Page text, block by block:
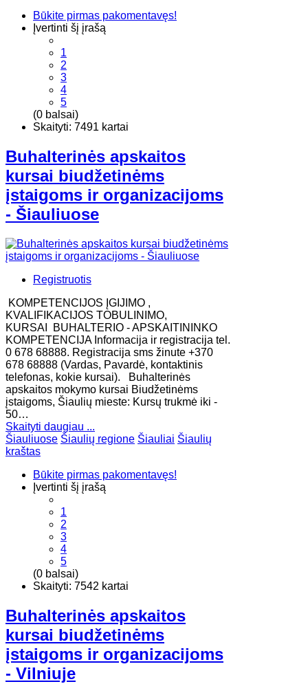
Būkite pirmas pakomentavęs!
Įvertinti šį įrašą
1
2
3
4
5
(0 balsai)
Skaityti: 7491 kartai
Buhalterinės apskaitos
kursai biudžetinėms
įstaigoms ir organizacijoms
- Šiauliuose
Registruotis
KOMPETENCIJOS ĮGIJIMO ,
KVALIFIKACIJOS TOBULINIMO,
KURSAI BUHALTERIO - APSKAITININKO
KOMPETENCIJA Informacija ir registracija tel.
0 678 68888. Registracija sms žinute +370
678 68888 (Vardas, Pavardė, kontaktinis
telefonas, kokie kursai). Buhalterinės
apskaitos mokymo kursai Biudžetinėms
įstaigoms, Šiaulių mieste: Kursų trukmė iki -
50…
Skaityti daugiau ...
Šiauliuose Šiaulių regione Šiauliai Šiaulių
kraštas
Būkite pirmas pakomentavęs!
Įvertinti šį įrašą
1
2
3
4
5
(0 balsai)
Skaityti: 7542 kartai
Buhalterinės apskaitos
kursai biudžetinėms
įstaigoms ir organizacijoms
- Vilniuje